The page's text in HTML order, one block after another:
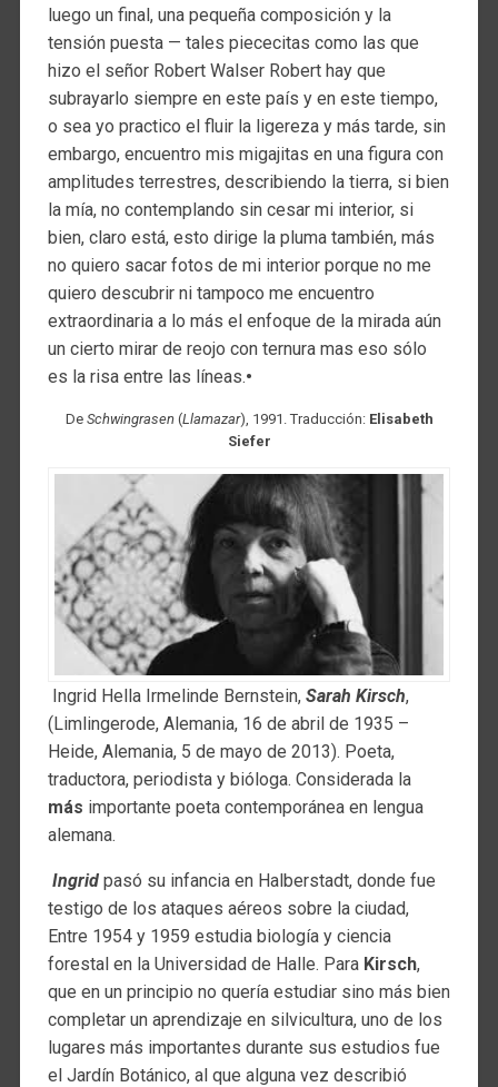
luego un final, una pequeña composición y la
tensión puesta — tales piececitas como las que
hizo el señor Robert Walser Robert hay que
subrayarlo siempre en este país y en este tiempo,
o sea yo practico el fluir la ligereza y más tarde, sin
embargo, encuentro mis migajitas en una figura con
amplitudes terrestres, describiendo la tierra, si bien
la mía, no contemplando sin cesar mi interior, si
bien, claro está, esto dirige la pluma también, más
no quiero sacar fotos de mi interior porque no me
quiero descubrir ni tampoco me encuentro
extraordinaria a lo más el enfoque de la mirada aún
un cierto mirar de reojo con ternura mas eso sólo
es la risa entre las líneas.•
De Schwingrasen (Llamazar), 1991. Traducción: Elisabeth
Siefer
Ingrid Hella Irmelinde Bernstein, Sarah Kirsch,
(Limlingerode, Alemania, 16 de abril de 1935 –
Heide, Alemania, 5 de mayo de 2013). Poeta,
traductora, periodista y bióloga. Considerada la
más importante poeta contemporánea en lengua
alemana.
Ingridpasó su infancia en Halberstadt, donde fue
testigo de los ataques aéreos sobre la ciudad,
Entre 1954 y 1959 estudia biología y ciencia
forestal en la Universidad de Halle. Para Kirsch,
que en un principio no quería estudiar sino más bien
completar un aprendizaje en silvicultura, uno de los
lugares más importantes durante sus estudios fue
el Jardín Botánico, al que alguna vez describió